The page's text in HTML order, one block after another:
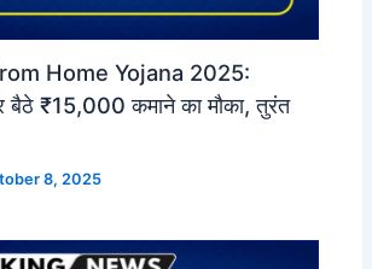
Home Yojana 2025:
बैठे ₹15,000 कमाने का मौका, तुरंत
8, 2025